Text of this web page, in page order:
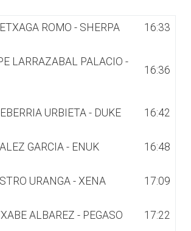
ROMO - SHERPA 16:33
LARRAZABAL PALACIO -
16:36
URBIETA - DUKE 16:42
GARCIA - ENUK 16:48
URANGA - XENA 17:09
ALBAREZ - PEGASO 17:22